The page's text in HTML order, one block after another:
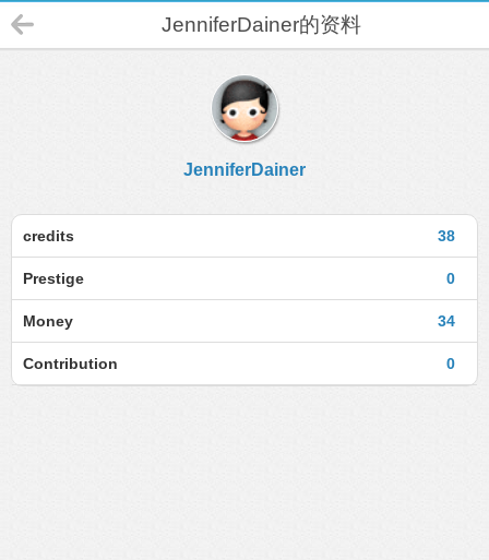
JenniferDainer的资料
JenniferDainer
38
credits
0
Prestige
34
Money
0
Contribution